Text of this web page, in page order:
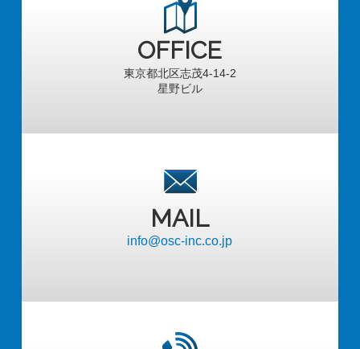
OFFICE
東京都北区志茂4-14-2
星野ビル
MAIL
info@osc-inc.co.jp